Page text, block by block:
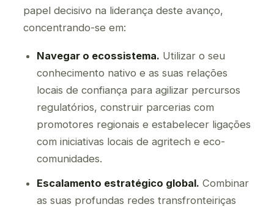
papel decisivo na liderança deste avanço,
concentrando-se em:
Navegar o ecossistema. Utilizar o seu
conhecimento nativo e as suas relações
locais de confiança para agilizar percursos
regulatórios, construir parcerias com
promotores regionais e estabelecer ligações
com iniciativas locais de agritech e eco-
comunidades.
Escalamento estratégico global. Combinar
as suas profundas redes transfronteiriças